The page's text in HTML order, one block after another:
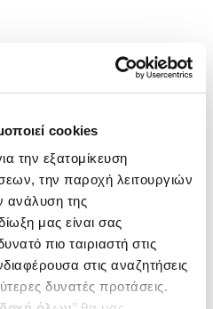
cookies
την εξατομίκευση
την παροχή λειτουργιών
ανάλυση της
μας είναι σας
πιο ταιριαστή στις
στις αναζητήσεις
δυνατές προτάσεις.